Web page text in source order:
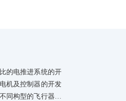
的电推进系统的开
机及控制器的开发
同构型的飞行器均